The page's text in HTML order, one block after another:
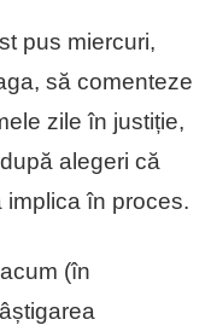
pus miercuri,
să comenteze
zile în justiție,
alegeri că
implica în proces.
(în